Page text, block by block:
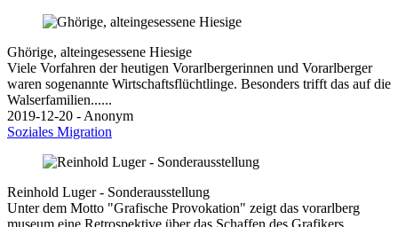
Ghörige, alteingesessene Hiesige
Viele Vorfahren der heutigen Vorarlbergerinnen und Vorarlberger
waren sogenannte Wirtschaftsflüchtlinge. Besonders trifft das auf die
Walserfamilien......
2019-12-20 - Anonym
Soziales Migration
Reinhold Luger - Sonderausstellung
Unter dem Motto "Grafische Provokation" zeigt das vorarlberg
museum eine Retrospektive über das Schaffen des Grafikers